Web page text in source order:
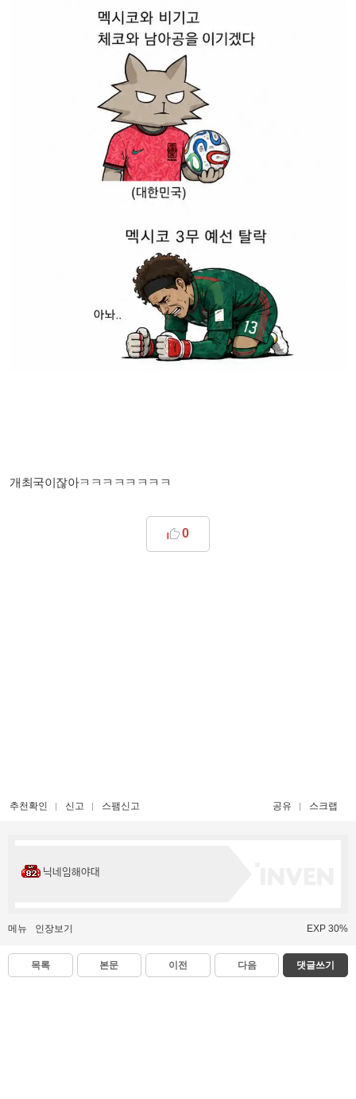
개최국이잖아ㅋㅋㅋㅋㅋㅋㅋㅋ
0
추천확인 신고 스팸신고 공유 스크랩
닉네임해야대
메뉴 인장보기 EXP 30%
목록 본문 이전 다음 댓글쓰기